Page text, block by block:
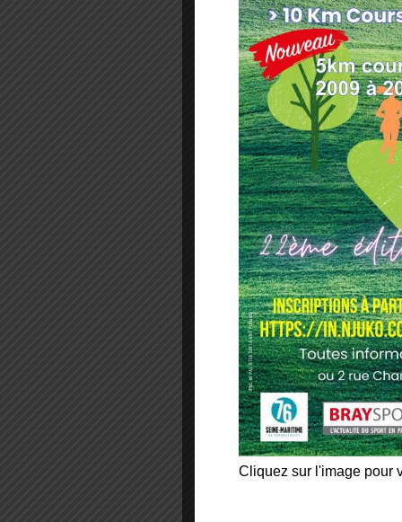
Cliquez sur l'image pour